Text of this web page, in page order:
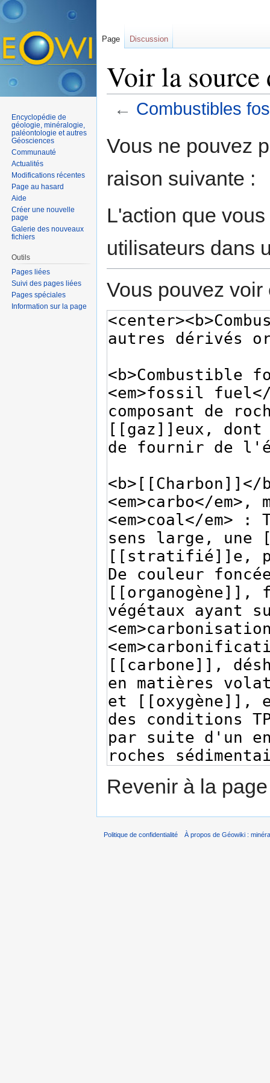
Voir la source
← Combustibles
Vous ne pouvez
raison suivante :
L'action que
utilisateurs dans
Vous pouvez
Revenir à la
Page Discussion
Encyclopédie de
géologie, minéralogie,
paléontologie et autres
Géosciences
Communauté
Actualités
Modifications récentes
Page au hasard
Aide
Créer une nouvelle
page
Galerie des nouveaux
fichiers
Outils
Pages liées
Suivi des pages liées
Pages spéciales
Information sur la page
Politique de confidentialité À propos de Géowiki :